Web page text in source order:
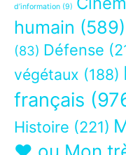
d’information (9)
humain (589)
(83) Défense
végétaux (188)
français
Histoire (221)